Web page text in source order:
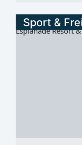
Sport &